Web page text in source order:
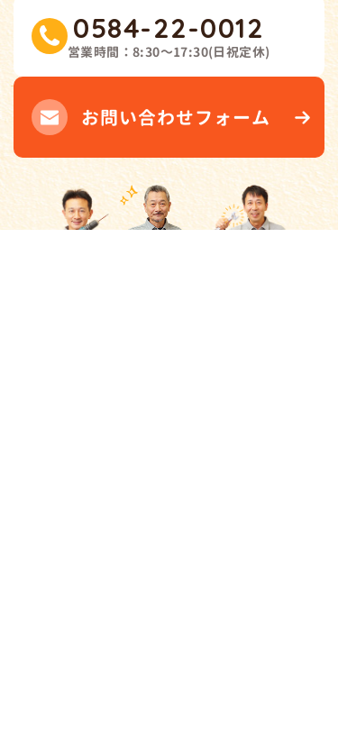
0584-22-0012
営業時間： 8:30～17:30(日祝定休)
お問い合わせフォーム